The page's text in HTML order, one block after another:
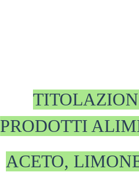
PRODOTTI
ACETO,